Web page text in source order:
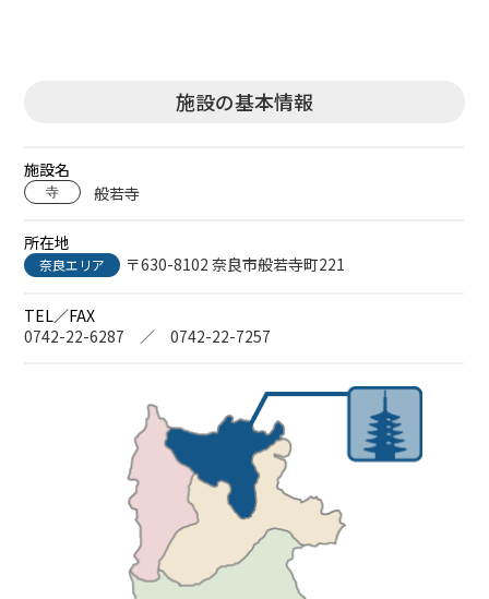
施設の基本情報
施設名
寺 般若寺
所在地
奈良エリア 〒630-8102 奈良市般若寺町221
TEL／FAX
0742-22-6287 ／ 0742-22-7257